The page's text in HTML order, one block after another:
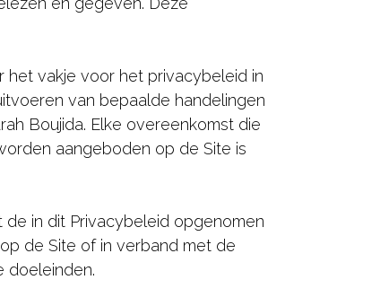
vakje voor het privacybeleid in
van bepaalde handelingen
Boujida. Elke overeenkomst die
aangeboden op de Site is
in dit Privacybeleid opgenomen
de Site of in verband met de
doeleinden.